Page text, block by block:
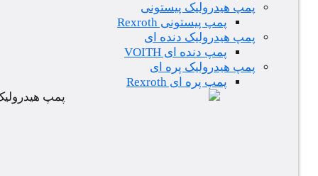
پمپ هیدرولیک پیستونی
پمپ پیستونی Rexroth
پمپ هیدرولیک دنده ای
پمپ دنده ای VOITH
پمپ هیدرولیک پره ای
پمپ پره ای Rexroth